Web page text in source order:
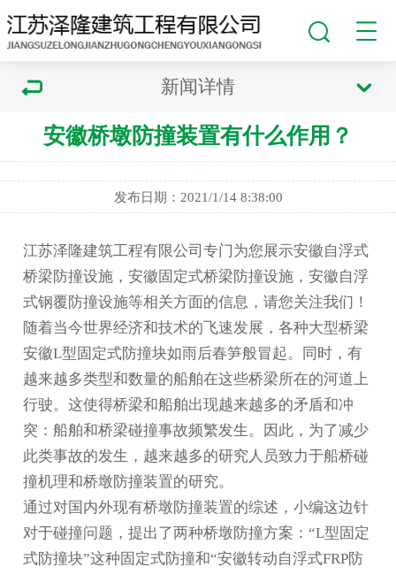
新闻详情
安徽桥墩防撞装置有什么作用？
发布日期：2021/1/14 8:38:00
江苏泽隆建筑工程有限公司专门为您展示安徽自浮式
桥梁防撞设施 ，安徽固定式桥梁防撞设施，安徽自浮
式钢覆防撞设施等相关方面的信息，请您关注我们！
随着当今世界经济和技术的飞速发展，各种大型桥梁
安徽L型固定式防撞块如雨后春笋般冒起。同时，有
越来越多类型和数量的船舶在这些桥梁所在的河道上
行驶。这使得桥梁和船舶出现越来越多的矛盾和冲
突：船舶和桥梁碰撞事故频繁发生。因此，为了减少
此类事故的发生，越来越多的研究人员致力于船桥碰
撞机理和桥墩防撞装置的研究。
通过对国内外现有桥墩防撞装置的综述，小编这边针
对于碰撞问题，提出了两种桥墩防撞方案：“L型固定
式防撞块”这种固定式防撞和“安徽转动自浮式FRP防